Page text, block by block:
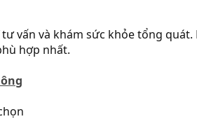
vấn và khám sức khỏe tổng
hợp nhất.